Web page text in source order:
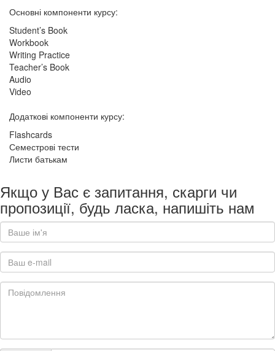
Основні компоненти курсу:
Student’s Book
Workbook
Writing Practice
Teacher’s Book
Audio
Video
Додаткові компоненти курсу:
Flashcards
Семестрові тести
Листи батькам
Якщо у Вас є запитання, скарги чи
пропозиції, будь ласка, напишіть нам